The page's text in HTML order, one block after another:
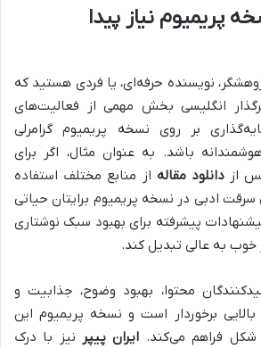
پریمیوم نیاز پیدا
نویسنده حرفه‌ای، یا فردی هستید که
انگلیسی بخش مهمی از فعالیت‌های
بر روی نسخه پریمیوم گرامرلی
باشد. به عنوان مثال، اگر برای
از دانلود مقاله از منابع مختلف استفاده
سرقت ادبی در نسخه پریمیوم برایتان حیاتی
پیشرفته برای بهبود سبک نوشتاری
خوب به عالی تبدیل کند.
محتوا، بهبود وضوح، جذابیت و
برخوردار است و نسخه پریمیوم این
شکل فراهم می‌کند. ایران پیپر نیز با درک